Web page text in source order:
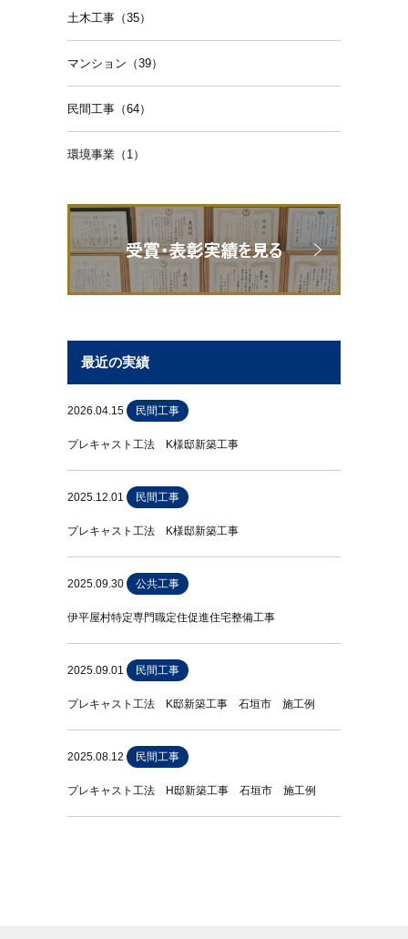
土木工事（35）
マンション（39）
民間工事（64）
環境事業（1）
最近の実績
2026.04.15 民間工事
プレキャスト工法 K様邸新築工事
2025.12.01 民間工事
プレキャスト工法 K様邸新築工事
2025.09.30 公共工事
伊平屋村特定専門職定住促進住宅整備工事
2025.09.01 民間工事
プレキャスト工法 K邸新築工事 石垣市 施工例
2025.08.12 民間工事
プレキャスト工法 H邸新築工事 石垣市 施工例